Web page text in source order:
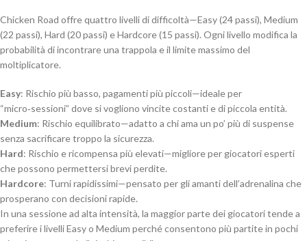
Chicken Road offre quattro livelli di difficoltà—Easy (24 passi), Medium
(22 passi), Hard (20 passi) e Hardcore (15 passi). Ogni livello modifica la
probabilità di incontrare una trappola e il limite massimo del
moltiplicatore.
Easy: Rischio più basso, pagamenti più piccoli—ideale per
“micro‑sessioni” dove si vogliono vincite costanti e di piccola entità.
Medium: Rischio equilibrato—adatto a chi ama un po’ più di suspense
senza sacrificare troppo la sicurezza.
Hard: Rischio e ricompensa più elevati—migliore per giocatori esperti
che possono permettersi brevi perdite.
Hardcore: Turni rapidissimi—pensato per gli amanti dell’adrenalina che
prosperano con decisioni rapide.
In una sessione ad alta intensità, la maggior parte dei giocatori tende a
preferire i livelli Easy o Medium perché consentono più partite in pochi